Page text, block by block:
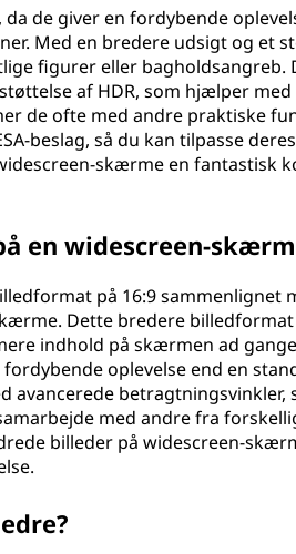
de giver en fordybende
Med en bredere udsigt og et
figurer eller bagholdsangreb.
af HDR, som hjælper med
de ofte med andre praktiske
beslag, så du kan tilpasse
skærme en fantastisk
en widescreen-
på 16:9 sammenlignet
Dette bredere
indhold på skærmen ad
oplevelse end en
avancerede betragtningsvinkler,
med andre fra
billeder på widescreen-